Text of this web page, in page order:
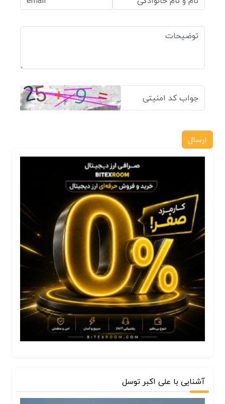
ارسال
آشنایی با علی اکبر توسل